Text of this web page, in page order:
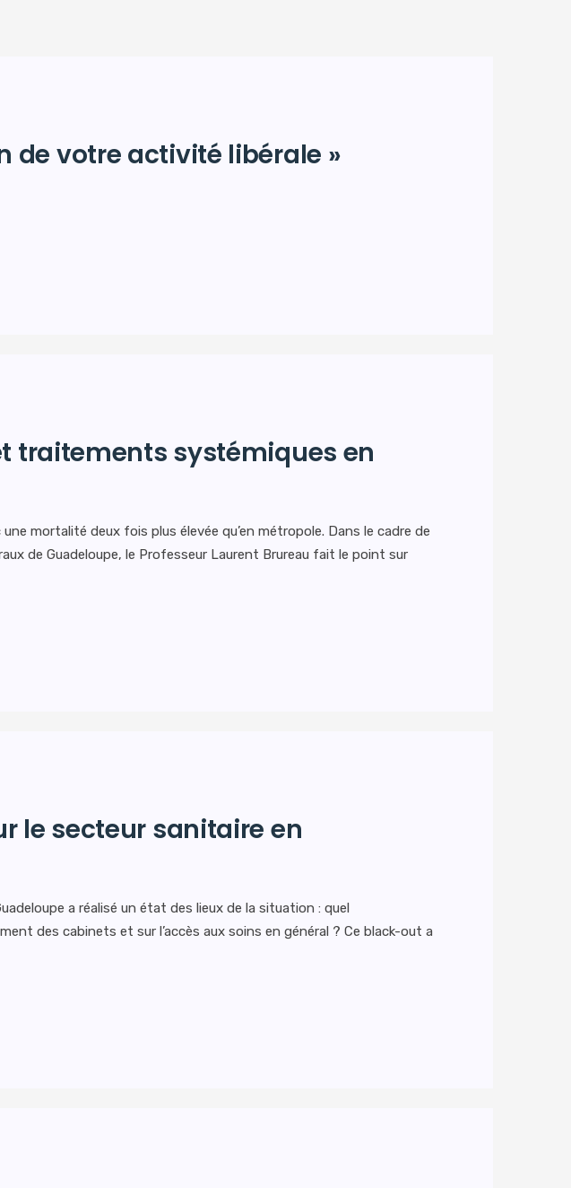
de votre activité libérale »
traitements systémiques en
mortalité deux fois plus élevée qu’en métropole. Dans le cadre de
de Guadeloupe, le Professeur Laurent Brureau fait le point sur
le secteur sanitaire en
a réalisé un état des lieux de la situation : quel
des cabinets et sur l’accès aux soins en général ? Ce black-out a